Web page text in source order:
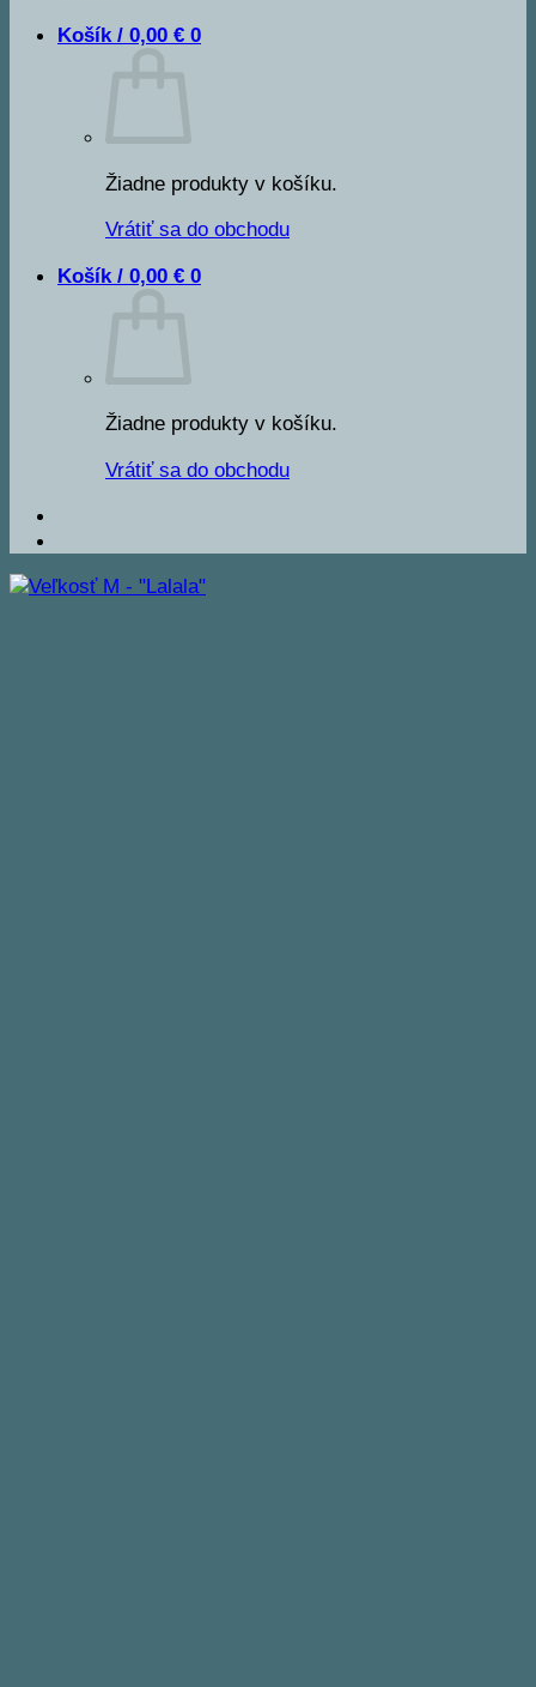
Košík / 0,00 € 0
Žiadne produkty v košíku.
Vrátiť sa do obchodu
Košík / 0,00 € 0
Žiadne produkty v košíku.
Vrátiť sa do obchodu